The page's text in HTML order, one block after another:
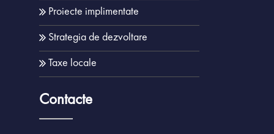
Proiecte implimentate
Strategia de dezvoltare
Taxe locale
Contacte